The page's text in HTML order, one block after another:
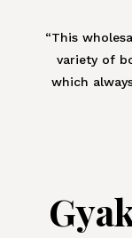
“This
variety of
which